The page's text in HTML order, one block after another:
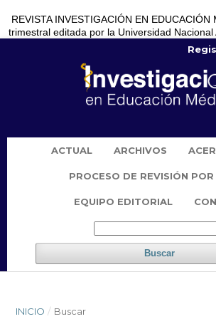
REVISTA INVESTIGACIÓN EN EDUCACIÓN
trimestral editada por la Universidad
ACTUAL ARCHIVOS
PROCESO DE REVISIÓN POR
EQUIPO EDITORIAL
Buscar
INICIO / Buscar